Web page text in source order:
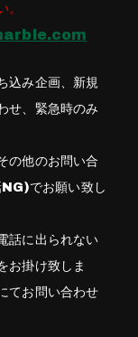
。
込み企画、新規
せ、緊急時のみ
の他のお問い合
でお願い致し
話に出られない
お掛け致しま
てお問い合わせ